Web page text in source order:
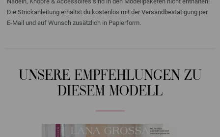
Die Strickanleitung erhältst du kostenlos mit der Versandbestätigung per
E-Mail und auf Wunsch zusätzlich in Papierform.
UNSERE EMPFEHLUNGEN ZU
DIESEM MODELL